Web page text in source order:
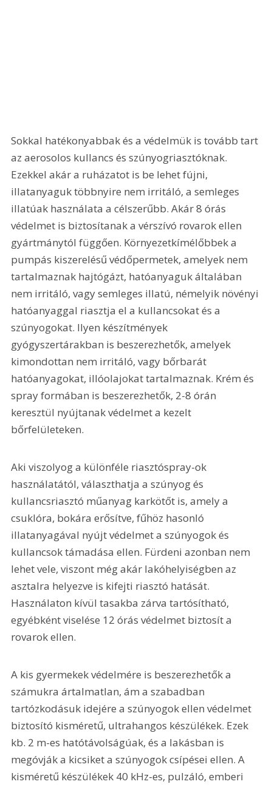
Sokkal hatékonyabbak és a védelmük is tovább tart
az aerosolos kullancs és szúnyogriasztóknak.
Ezekkel akár a ruházatot is be lehet fújni,
illatanyaguk többnyire nem irritáló, a semleges
illatúak használata a célszerűbb. Akár 8 órás
védelmet is biztosítanak a vérszívó rovarok ellen
gyártmánytól függően. Környezetkímélőbbek a
pumpás kiszerelésű védőpermetek, amelyek nem
tartalmaznak hajtógázt, hatóanyaguk általában
nem irritáló, vagy semleges illatú, némelyik növényi
hatóanyaggal riasztja el a kullancsokat és a
szúnyogokat. Ilyen készítmények
gyógyszertárakban is beszerezhetők, amelyek
kimondottan nem irritáló, vagy bőrbarát
hatóanyagokat, illóolajokat tartalmaznak. Krém és
spray formában is beszerezhetők, 2-8 órán
keresztül nyújtanak védelmet a kezelt
bőrfelületeken.
Aki viszolyog a különféle riasztóspray-ok
használatától, választhatja a szúnyog és
kullancsriasztó műanyag karkötőt is, amely a
csuklóra, bokára erősítve, fűhöz hasonló
illatanyagával nyújt védelmet a szúnyogok és
kullancsok támadása ellen. Fürdeni azonban nem
lehet vele, viszont még akár lakóhelyiségben az
asztalra helyezve is kifejti riasztó hatását.
Használaton kívül tasakba zárva tartósítható,
egyébként viselése 12 órás védelmet biztosít a
rovarok ellen.
A kis gyermekek védelmére is beszerezhetők a
számukra ártalmatlan, ám a szabadban
tartózkodásuk idejére a szúnyogok ellen védelmet
biztosító kisméretű, ultrahangos készülékek. Ezek
kb. 2 m-es hatótávolságúak, és a lakásban is
megóvják a kicsiket a szúnyogok csípései ellen. A
kisméretű készülékek 40 kHz-es, pulzáló, emberi